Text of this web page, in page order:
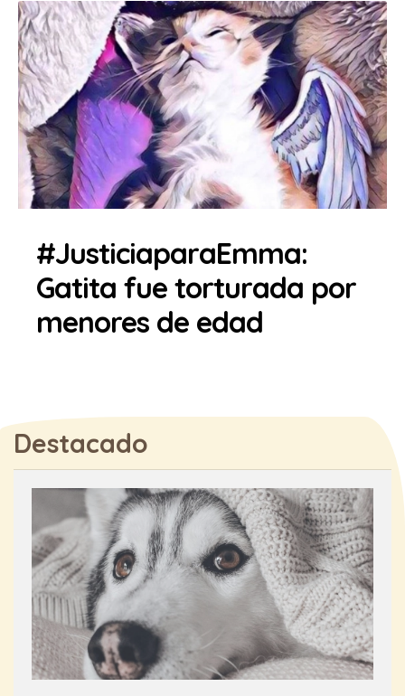
#JusticiaparaEmma:
Gatita fue torturada por
menores de edad
Destacado